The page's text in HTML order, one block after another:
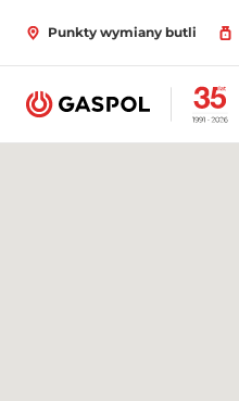
Punkty wymiany butli